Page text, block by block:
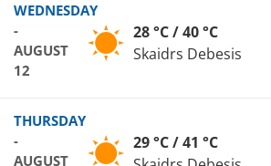
WEDNESDAY
-
AUGUST
12
28 °C / 40 °C
Skaidrs Debesis
THURSDAY
-
AUGUST
29 °C / 41 °C